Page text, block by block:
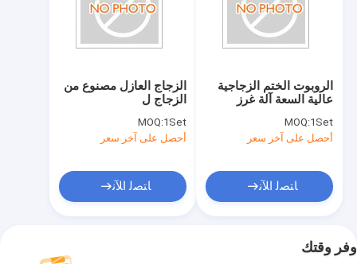
الزجاج العازل مصنوع من
الزجاج ل
الحجم حسب متطلبات
العملاء
MOQ:1Set
أحصل على آخر سعر
ﺎﺘﺼﻟ ﺍﻶﻧ
الروبوت الختم الزجاجية
عالية السعة آلة غرز
1200mm*800mm*1500mm
الجهد 220V 150kg
MOQ:1Set
أحصل على آخر سعر
ﺎﺘﺼﻟ ﺍﻶﻧ
وفر وقتك